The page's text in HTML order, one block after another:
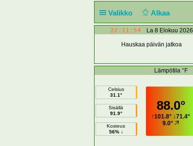
Valikko Alkaa
22:11:54 La 8 Elokuu 2026
Hauskaa päivän jatkoa
Lämpötila °F
Celsius
31.1°
Sisällä
91.9°
Kosteus
56% ↓
88.0°
↑101.8° ↓71.4°
9.0°